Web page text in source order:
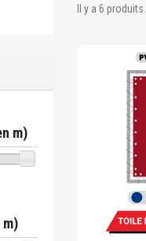
m)
m)
Il y a 6 produits.